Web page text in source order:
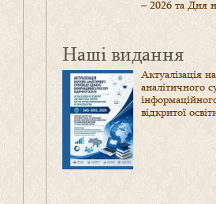
– 2026 та Дня
Наші видання
Актуалізація
аналітичного
відкритої